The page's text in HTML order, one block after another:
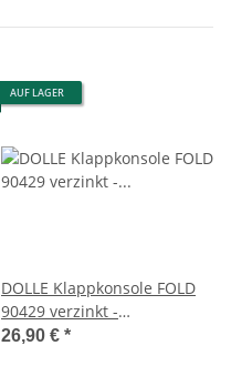
AUF LAGER
DOLLE Klappkonsole FOLD
90429 verzinkt -
Klappenaussteller -
26,90 € *